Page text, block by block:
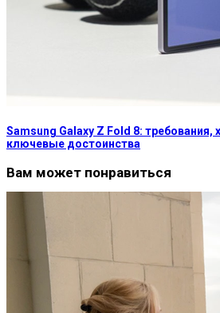
Samsung Galaxy Z Fold 8: требования,
ключевые достоинства
Вам может понравиться